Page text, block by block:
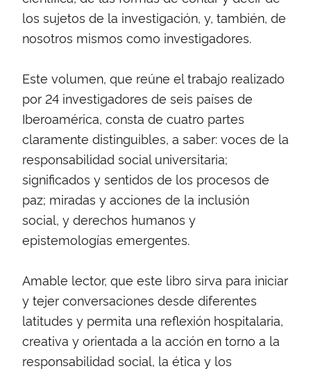
los sujetos de la investigación, y, también, de
nosotros mismos como investigadores.
Este volumen, que reúne el trabajo realizado
por 24 investigadores de seis países de
Iberoamérica, consta de cuatro partes
claramente distinguibles, a saber: voces de la
responsabilidad social universitaria;
significados y sentidos de los procesos de
paz; miradas y acciones de la inclusión
social, y derechos humanos y
epistemologías emergentes.
Amable lector, que este libro sirva para iniciar
y tejer conversaciones desde diferentes
latitudes y permita una reflexión hospitalaria,
creativa y orientada a la acción en torno a la
responsabilidad social, la ética y los